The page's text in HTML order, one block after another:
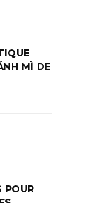
MÌ DE
POUR